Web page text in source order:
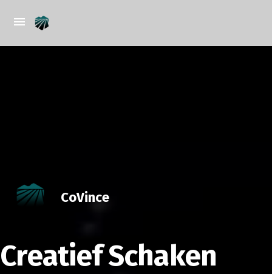
CoVince
Creatief Schaken